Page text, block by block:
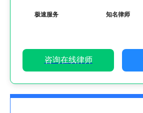
极速服务 知名律师
咨询在线律师